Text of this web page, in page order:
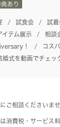
あり
試食会 試着
イテム展示 相談
！
コス
婚式を動画でチェッ
ご相談くださいませ
消費税・サービス